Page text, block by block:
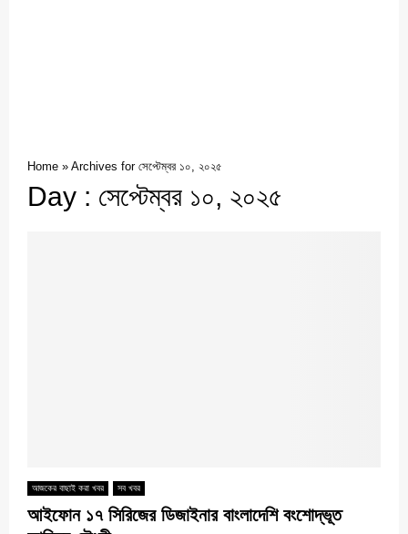
Home » Archives for সেপ্টেম্বর ১০, ২০২৫
Day : সেপ্টেম্বর ১০, ২০২৫
আজকের বাছাই করা খবর সব খবর
আইফোন ১৭ সিরিজের ডিজাইনার বাংলাদেশি বংশোদ্ভূত